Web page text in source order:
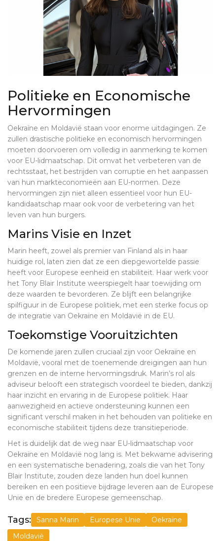
Politieke en Economische
Hervormingen
Oekraïne en Moldavië staan voor enorme uitdagingen. Ze
zullen drastische politieke en economisch hervormingen
moeten doorvoeren om volledig in aanmerking te komen
voor EU-lidmaatschap. Dit omvat het verbeteren van de
rechtsstaat, het bestrijden van corruptie en het aanpassen
van hun markteconomieën aan EU-normen. Deze
hervormingen zijn niet alleen essentieel voor hun EU-
kandidaatschap maar ook voor de verbetering van het
leven van hun burgers.
Marins Visie en Inzet
Marin heeft, zowel als premier van Finland als in haar
huidige rol, laten zien dat ze een diepgewortelde passie
heeft voor Europese eenheid en stabiliteit. Haar werk voor
het Tony Blair Institute weerspiegelt haar toewijding om
deze waarden te bevorderen. Ze blijft een belangrijke
spilfiguur in de Europese politiek, met een sterke focus op
de integratie van Oekraïne en Moldavië in de EU.
Toekomstige Vooruitzichten
De komende jaren zullen cruciaal zijn voor Oekraïne en
Moldavië, vooral met de toenemende dreigingen aan hun
grenzen en de interne hervormingsdruk. Marin’s rol als
adviseur belooft een strategisch voordeel te bieden, dankzij
haar inzicht en ervaring in de Europese politiek. Haar
aanwezigheid en actieve ondersteuning kunnen een
significant verschil maken in het behouden van politieke en
economische stabiliteit tijdens deze transitieperiode.
Het is duidelijk dat de weg naar EU-lidmaatschap voor
Oekraïne en Moldavië nog lang is. Met bekwame advisering
en een systematische benadering, zoals die van het Tony
Blair Institute, zouden deze landen hun doel kunnen
bereiken en een positieve bijdrage leveren aan de Europese
Unie en de bredere Europese gemeenschap.
Tags: Sanna Marin Europese Unie
Oekraïne
Moldavië